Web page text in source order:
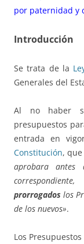
por paternidad y
Introducción
Se trata de la
Generales del
Al no haber
presupuestos
entrada en
Constitución,
aprobara antes
prorrogados los
de los nuevos».
Los